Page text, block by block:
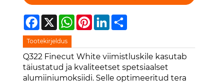
Facebook
X WhatsApp
Pinterest
LinkedIn
Share
Tootekirjeldus
Q322 Finecut White viimistluskile kasutab
täiustatud ja kvaliteetset spetsiaalset
alumiiniumoksiidi. Selle optimeeritud tera